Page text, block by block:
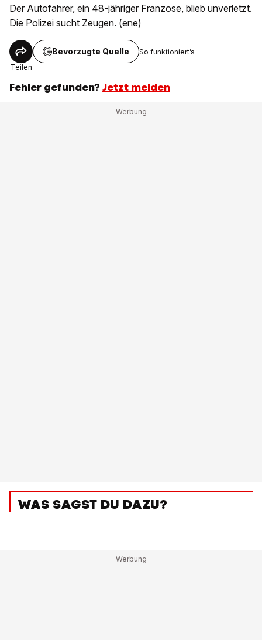
Der Autofahrer, ein 48-jähriger Franzose, blieb unverletzt.
Die Polizei sucht Zeugen. (ene)
Teilen
Bevorzugte Quelle So funktioniert’s
Fehler gefunden? Jetzt melden
WAS SAGST DU DAZU?